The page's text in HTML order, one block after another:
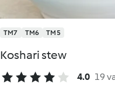
TM7 TM6 TM5
Koshari stew
4.0 19